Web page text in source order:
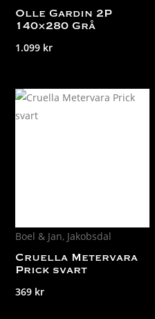
Olle Gardin 2P
140×280 Grå
1.099 kr
Boel & Jan, Jakobsdal
Cruella Metervara
Prick svart
369 kr